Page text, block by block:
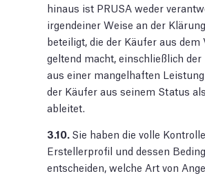
hinaus ist PRUSA weder
irgendeiner Weise an der
beteiligt, die der Käufer aus dem
geltend macht, einschließlich der
aus einer mangelhaften
der Käufer aus seinem Status
ableitet.
3.10. Sie haben die volle
Erstellerprofil und dessen
entscheiden, welche Art von